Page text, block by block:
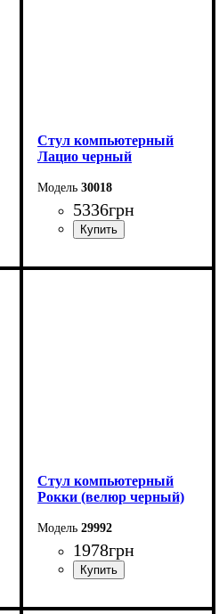
Стул компьютерный
Лацио черный
30018
5336грн
Стул компьютерный
Рокки (велюр черный)
29992
1978грн